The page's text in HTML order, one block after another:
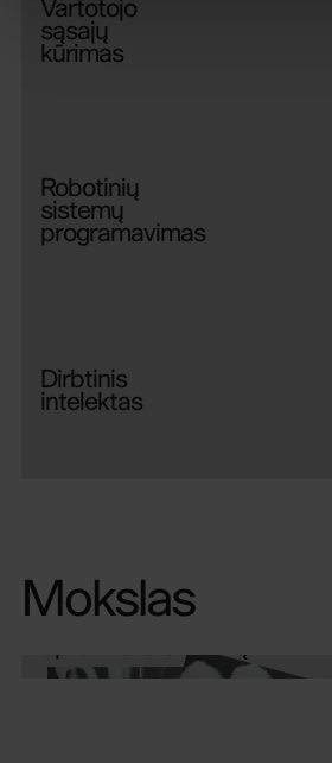
sąsajų
kūrimas
sistemų
programavimas
intelektas
Mokslas
Sužinok daugiau
apie mokslo veiklą